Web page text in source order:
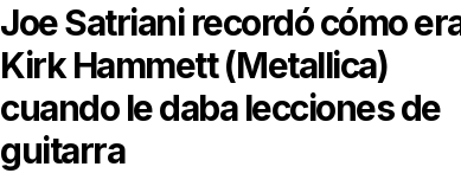
Joe Satriani recordó cómo
Kirk Hammett (Metallica)
cuando le daba lecciones de
guitarra